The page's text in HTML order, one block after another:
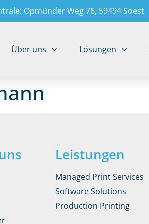
Opmünder Weg 76, 59494 Soest
Über uns Lösungen
Leistungen
Managed Print Services
Software Solutions
Production Printing